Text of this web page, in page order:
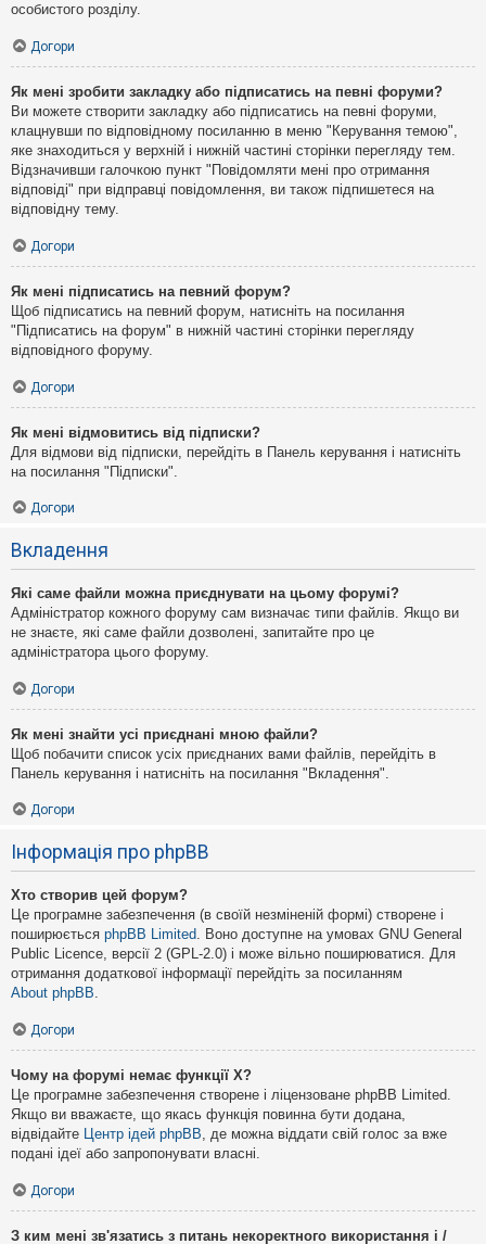
особистого розділу.
Догори
Як мені зробити закладку або підписатись на певні форуми?
Ви можете створити закладку або підписатись на певні форуми,
клацнувши по відповідному посиланню в меню "Керування темою",
яке знаходиться у верхній і нижній частині сторінки перегляду тем.
Відзначивши галочкою пункт "Повідомляти мені про отримання
відповіді" при відправці повідомлення, ви також підпишетеся на
відповідну тему.
Догори
Як мені підписатись на певний форум?
Щоб підписатись на певний форум, натисніть на посилання
"Підписатись на форум" в нижній частині сторінки перегляду
відповідного форуму.
Догори
Як мені відмовитись від підписки?
Для відмови від підписки, перейдіть в Панель керування і натисніть
на посилання "Підписки".
Догори
Вкладення
Які саме файли можна приєднувати на цьому форумі?
Адміністратор кожного форуму сам визначає типи файлів. Якщо ви
не знаєте, які саме файли дозволені, запитайте про це
адміністратора цього форуму.
Догори
Як мені знайти усі приєднані мною файли?
Щоб побачити список усіх приєднаних вами файлів, перейдіть в
Панель керування і натисніть на посилання "Вкладення".
Догори
Інформація про phpBB
Хто створив цей форум?
Це програмне забезпечення (в своїй незміненій формі) створене і
поширюється phpBB Limited. Воно доступне на умовах GNU General
Public Licence, версії 2 (GPL-2.0) і може вільно поширюватися. Для
отримання додаткової інформації перейдіть за посиланням
About phpBB.
Догори
Чому на форумі немає функції X?
Це програмне забезпечення створене і ліцензоване phpBB Limited.
Якщо ви вважаєте, що якась функція повинна бути додана,
відвідайте Центр ідей phpBB, де можна віддати свій голос за вже
подані ідеї або запропонувати власні.
Догори
З ким мені зв'язатись з питань некоректного використання і /